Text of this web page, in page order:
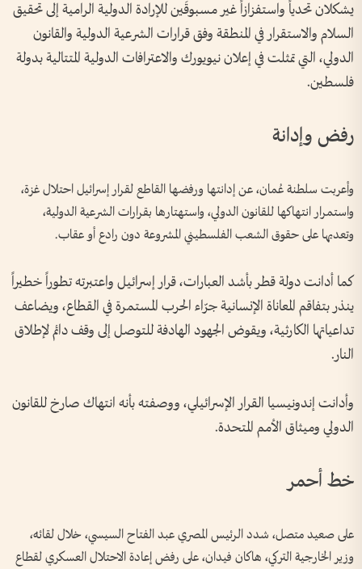
يشكلان تحدياً واستفزازاً غير مسبوقَين للإرادة الدولية الرامية إلى تحقيق
السلام والاستقرار في المنطقة وفق قرارات الشرعية الدولية والقانون
الدولي، التي تمثلت في إعلان نيويورك والاعترافات الدولية المتتالية بدولة
فلسطين.
رفض وإدانة
وأعربت سلطنة عُمان، عن إدانتها ورفضها القاطع لقرار إسرائيل احتلال غزة،
واستمرار انتهاكها للقانون الدولي، واستهتارها بقرارات الشرعية الدولية،
وتعديها على حقوق الشعب الفلسطيني المشروعة دون رادع أو عقاب.
كما أدانت دولة قطر بأشد العبارات، قرار إسرائيل واعتبرته تطوراً خطيراً
ينذر بتفاقم المعاناة الإنسانية جرّاء الحرب المستمرة في القطاع، ويضاعف
تداعياتها الكارثية، ويقوض الجهود الهادفة للتوصل إلى وقف دائم لإطلاق
النار.
وأدانت إندونيسيا القرار الإسرائيلي، ووصفته بأنه انتهاك صارخ للقانون
الدولي وميثاق الأمم المتحدة.
خط أحمر
على صعيد متصل، شدد الرئيس المصري عبد الفتاح السيسي، خلال لقائه،
وزير الخارجية التركي، هاكان فيدان، على رفض إعادة الاحتلال العسكري لقطاع